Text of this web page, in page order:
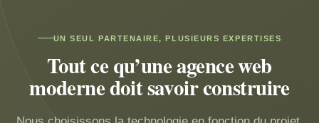
UN SEUL PARTENAIRE, PLUSIEURS EXPERTISES
Tout ce qu’une agence web
moderne doit savoir construire